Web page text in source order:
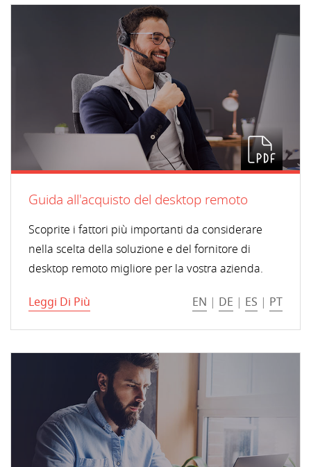
Guida all'acquisto del desktop remoto
Scoprite i fattori più importanti da considerare
nella scelta della soluzione e del fornitore di
desktop remoto migliore per la vostra azienda.
Leggi Di Più
EN | DE | ES | PT